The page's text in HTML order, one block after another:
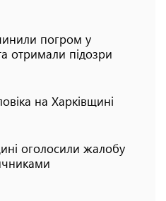
погром у
отримали підозри
на Харківщині
оголосили жалобу